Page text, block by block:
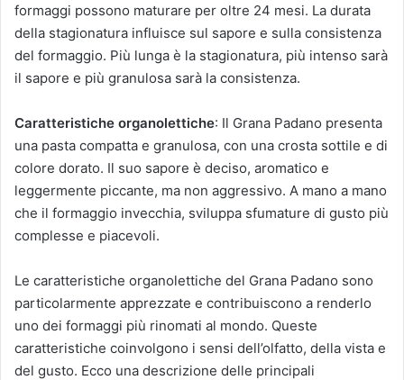
formaggi possono maturare per oltre 24 mesi. La durata
della stagionatura influisce sul sapore e sulla consistenza
del formaggio. Più lunga è la stagionatura, più intenso sarà
il sapore e più granulosa sarà la consistenza.
Caratteristiche organolettiche: Il Grana Padano presenta
una pasta compatta e granulosa, con una crosta sottile e di
colore dorato. Il suo sapore è deciso, aromatico e
leggermente piccante, ma non aggressivo. A mano a mano
che il formaggio invecchia, sviluppa sfumature di gusto più
complesse e piacevoli.
Le caratteristiche organolettiche del Grana Padano sono
particolarmente apprezzate e contribuiscono a renderlo
uno dei formaggi più rinomati al mondo. Queste
caratteristiche coinvolgono i sensi dell’olfatto, della vista e
del gusto. Ecco una descrizione delle principali